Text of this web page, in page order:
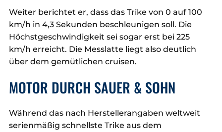
Weiter berichtet er, dass das Trike von 0 auf 100
km/h in 4,3 Sekunden beschleunigen soll. Die
Höchstgeschwindigkeit sei sogar erst bei 225
km/h erreicht. Die Messlatte liegt also deutlich
über dem gemütlichen cruisen.
MOTOR DURCH SAUER & SOHN
Während das nach Herstellerangaben weltweit
serienmäßig schnellste Trike aus dem